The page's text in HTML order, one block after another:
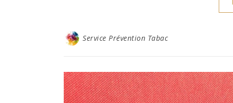
Service Prévention Tabac